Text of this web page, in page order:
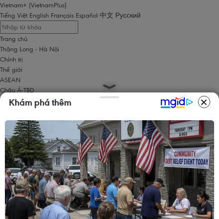
Vietnam+ (VietnamPlus)
Tiếng Việt English Français Español 中文 Русский
Trang chủ
Thăng Long - Hà Nội
Chính trị
Thế giới
ASEAN
Châu Á-TBD
Trung Đông
Châu Mỹ
Châu Phi
Kinh tế
Kinh doanh
Tài chính
Tín dụng nông thôn
Chứng khoán
Bất động sản
Doanh nghiệp
Thông tin doanh nghiệp
Khám phá thêm